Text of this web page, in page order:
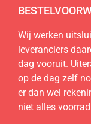
Wij werken
leveranciers
dag vooruit.
op de dag zelf
er dan wel
niet alles